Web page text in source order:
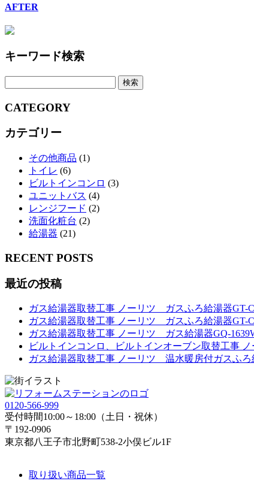
AFTER
キーワード検索
CATEGORY
カテゴリー
その他商品 (1)
トイレ (6)
ビルトインコンロ (3)
ユニットバス (4)
レンジフード (2)
洗面化粧台 (2)
給湯器 (21)
RECENT POSTS
最近の投稿
ガス給湯器取替工事 ノーリツ ガスふろ給湯器GT-
ガス給湯器取替工事 ノーリツ ガスふろ給湯器GT-
ガス給湯器取替工事 ノーリツ ガス給湯器GQ-
ビルトインコンロ、ビルトインオーブン取替工事
ガス給湯器取替工事 ノーリツ 温水暖房付ガスふ
0120-566-999
受付時間10:00～18:00（土日・祝休）
〒192-0906
東京都八王子市北野町538-2小俣ビル1F
取り扱い商品一覧